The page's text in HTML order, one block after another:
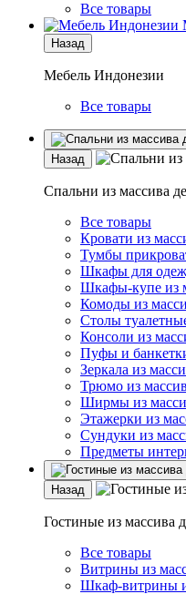
Все товары
Назад
Мебель Индонезии
Все товары
Назад
Спальни из массива
Все товары
Кровати из
Тумбы
Шкафы для
Шкафы-купе из
Комоды из
Столы
Консоли из
Пуфы и
Зеркала из
Трюмо из
Ширмы из
Этажерки из
Сундуки из
Предметы
Назад
Гостиные из массива
Все товары
Витрины из
Шкаф-витрины